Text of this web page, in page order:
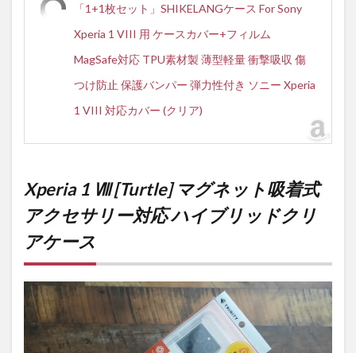
「1+1枚セット」SHIKELANGケース For Sony
Xperia 1 VIII 用 ケースカバー+フィルム
MagSafe対応 TPU素材製 薄型軽量 衝撃吸収 傷
つけ防止 保護バンパー 弾力性付き ソニー Xperia
1 VIII 対応カバー (クリア)
Xperia 1 Ⅷ [Turtle] マグネット吸着式
アクセサリー対応 ハイブリッドクリ
アケース